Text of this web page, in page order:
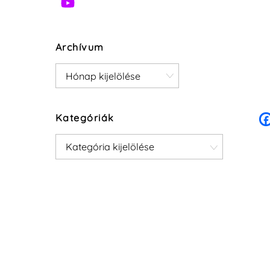
Archívum
Archívum
Kategóriák
Kategóriák